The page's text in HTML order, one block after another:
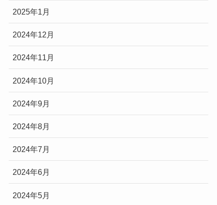
2025年1月
2024年12月
2024年11月
2024年10月
2024年9月
2024年8月
2024年7月
2024年6月
2024年5月